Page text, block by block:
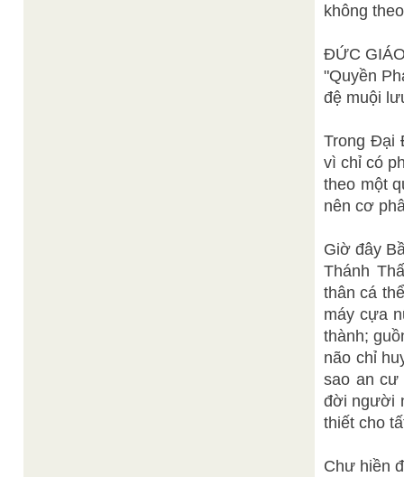
không
ĐỨC
"Quyền
đệ muội
Trong Đại
vì chỉ có
theo một
nên cơ
Giờ đây
Thánh
thân cá
máy cựa
thành;
não chỉ
sao an cư
đời người
thiết cho
Chư hiền